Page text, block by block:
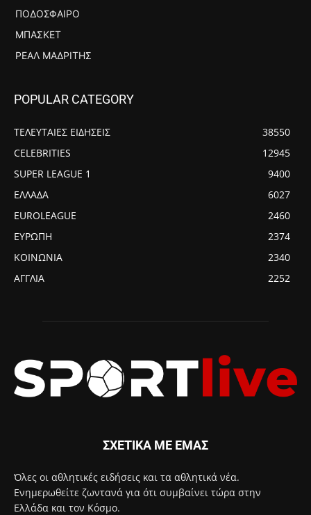
ΠΟΔΌΣΦΑΙΡΟ
ΜΠΆΣΚΕΤ
ΡΕΆΛ ΜΑΔΡΊΤΗΣ
POPULAR CATEGORY
ΤΕΛΕΥΤΑΙΕΣ ΕΙΔΗΣΕΙΣ
38550
CELEBRITIES
12945
SUPER LEAGUE 1
9400
ΕΛΛΑΔΑ
6027
EUROLEAGUE
2460
ΕΥΡΩΠΗ
2374
ΚΟΙΝΩΝΙΑ
2340
ΑΓΓΛΙΑ
2252
ΣΧΕΤΙΚΑ ΜΕ ΕΜΑΣ
Όλες οι αθλητικές ειδήσεις και τα αθλητικά νέα.
Ενημερωθείτε ζωντανά για ότι συμβαίνει τώρα στην
Ελλάδα και τον Κόσμο.